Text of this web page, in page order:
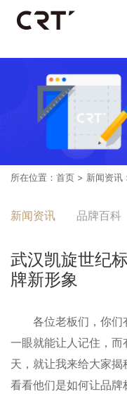
所在位置： 首页 > 新闻资讯
新闻资讯 品牌百科
武汉凯旋世纪
牌新形象
各位老板们，你们
一眼就能让人记住，
天，就让我来给大家揭
看看他们是如何让品牌